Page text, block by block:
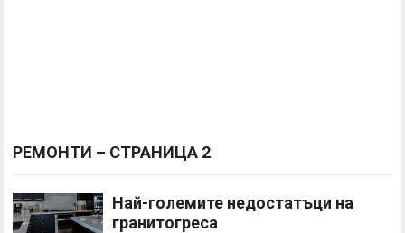
РЕМОНТИ – СТРАНИЦА 2
Най-големите недостатъци на
гранитогреса